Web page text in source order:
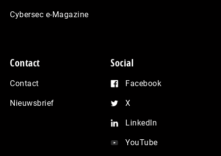
Cybersec e-Magazine
Contact
Contact
Nieuwsbrief
Social
Facebook
X
LinkedIn
YouTube